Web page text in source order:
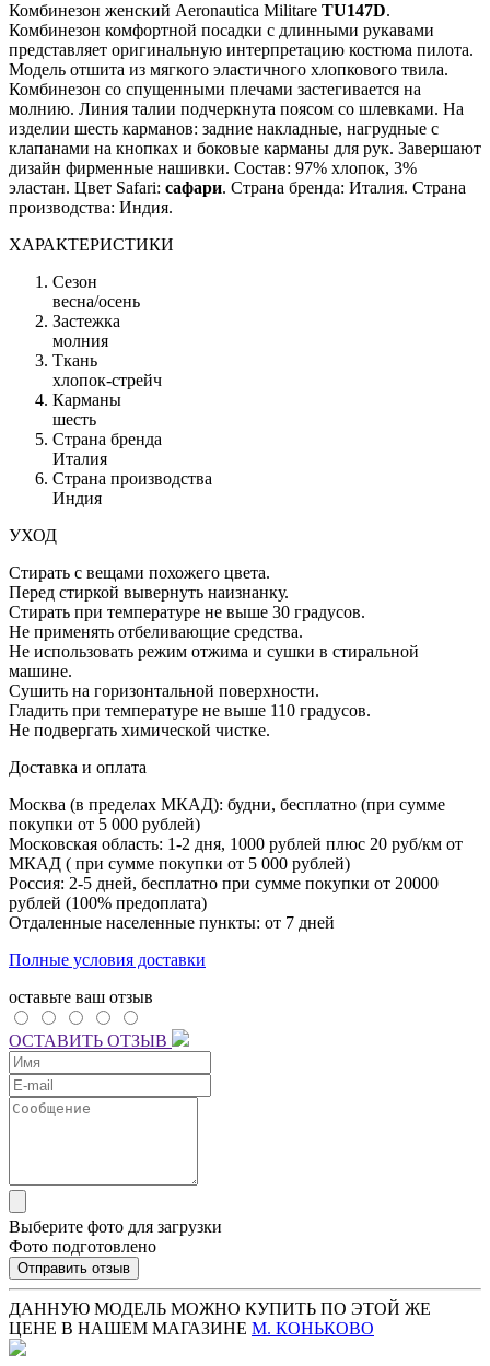
Комбинезон женский Aeronautica Militare TU147D.
Комбинезон комфортной посадки с длинными рукавами
представляет оригинальную интерпретацию костюма пилота.
Модель отшита из мягкого эластичного хлопкового твила.
Комбинезон со спущенными плечами застегивается на
молнию. Линия талии подчеркнута поясом со шлевками. На
изделии шесть карманов: задние накладные, нагрудные с
клапанами на кнопках и боковые карманы для рук. Завершают
дизайн фирменные нашивки. Состав: 97% хлопок, 3%
эластан. Цвет Safari: сафари. Страна бренда: Италия. Страна
производства: Индия.
ХАРАКТЕРИСТИКИ
Сезон
весна/осень
Застежка
молния
Ткань
хлопок-стрейч
Карманы
шесть
Страна бренда
Италия
Страна производства
Индия
УХОД
Стирать с вещами похожего цвета.
Перед стиркой вывернуть наизнанку.
Стирать при температуре не выше 30 градусов.
Не применять отбеливающие средства.
Не использовать режим отжима и сушки в стиральной
машине.
Сушить на горизонтальной поверхности.
Гладить при температуре не выше 110 градусов.
Не подвергать химической чистке.
Доставка и оплата
Москва (в пределах МКАД): будни, бесплатно (при сумме
покупки от 5 000 рублей)
Московская область: 1-2 дня, 1000 рублей плюс 20 руб/км от
МКАД ( при сумме покупки от 5 000 рублей)
Россия: 2-5 дней, бесплатно при сумме покупки от 20000
рублей (100% предоплата)
Отдаленные населенные пункты: от 7 дней
Полные условия доставки
оставьте ваш отзыв
ОСТАВИТЬ ОТЗЫВ
Выберите фото для загрузки
Фото подготовлено
Отправить отзыв
ДАННУЮ МОДЕЛЬ МОЖНО КУПИТЬ ПО ЭТОЙ ЖЕ
ЦЕНЕ В НАШЕМ МАГАЗИНЕ М. КОНЬКОВО